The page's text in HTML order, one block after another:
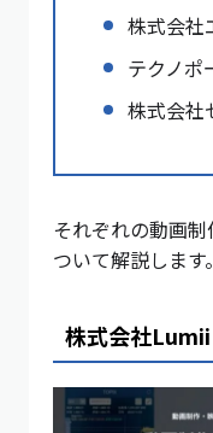
株式会社
テクノポ
株式会社
それぞれの動画
ついて解説します。
株式会社Lumii